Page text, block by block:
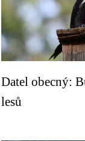
Datel obecný:
lesů